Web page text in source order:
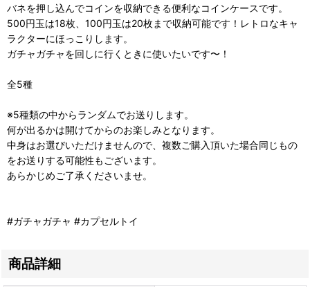
バネを押し込んでコインを収納できる便利なコインケースです。
500円玉は18枚、100円玉は20枚まで収納可能です！レトロなキャ
ラクターにほっこりします。
ガチャガチャを回しに行くときに使いたいです〜！
全5種
※5種類の中からランダムでお送りします。
何が出るかは開けてからのお楽しみとなります。
中身はお選びいただけませんので、複数ご購入頂いた場合同じもの
をお送りする可能性もございます。
あらかじめご了承くださいませ。
#ガチャガチャ #カプセルトイ
商品詳細